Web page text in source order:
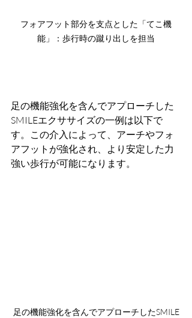
フォアフット部分を支点とした「てこ機
能」：歩行時の蹴り出しを担当
足の機能強化を含んでアプローチした
SMILEエクササイズの一例は以下で
す。この介入によって、アーチやフォ
アフットが強化され、より安定した力
強い歩行が可能になります。
足の機能強化を含んでアプローチしたSMILE